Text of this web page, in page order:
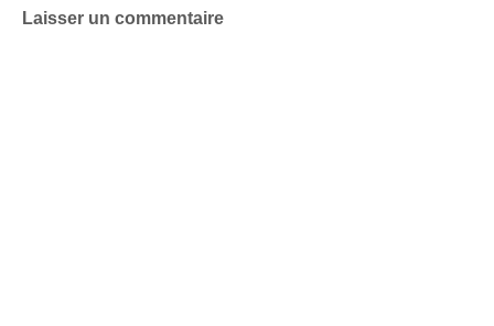
Laisser un commentaire